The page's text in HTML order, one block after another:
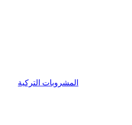
المشروبات التركية